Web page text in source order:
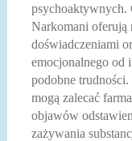
psychoaktywnych.
Narkomani oferują
doświadczeniami
emocjonalnego od
podobne
mogą zalecać
objawów
zażywania